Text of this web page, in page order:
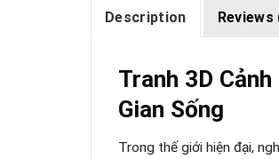
Description Reviews
Tranh 3D
Gian Sống
Trong thế giới hiện đại,